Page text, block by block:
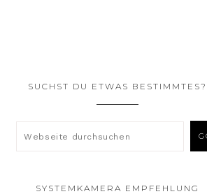
SUCHST DU ETWAS BESTIMMTES?
SYSTEMKAMERA EMPFEHLUNG